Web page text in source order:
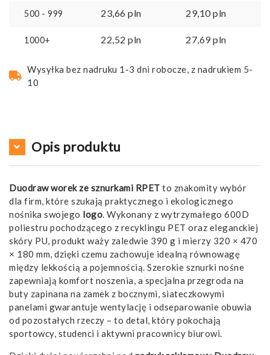
500 - 999 23,66 pln 29,10pln
1000+ 22,52 pln 27,69pln
Wysyłka bez nadruku 1-3 dni robocze, z nadrukiem 5-
10
Opis produktu
Duodraw worek ze sznurkami RPET to znakomity wybór
dla firm, które szukają praktycznego i ekologicznego
nośnika swojego logo. Wykonany z wytrzymałego 600D
poliestru pochodzącego z recyklingu PET oraz eleganckiej
skóry PU, produkt waży zaledwie 390 g i mierzy 320 × 470
× 180 mm, dzięki czemu zachowuje idealną równowagę
między lekkością a pojemnością. Szerokie sznurki nośne
zapewniają komfort noszenia, a specjalna przegroda na
buty zapinana na zamek z bocznymi, siateczkowymi
panelami gwarantuje wentylację i odseparowanie obuwia
od pozostałych rzeczy – to detal, który pokochają
sportowcy, studenci i aktywni pracownicy biurowi.